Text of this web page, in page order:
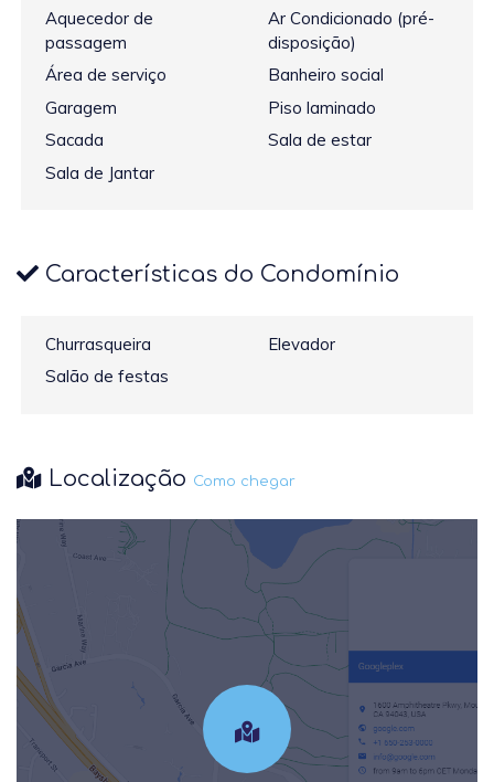
Aquecedor de
passagem
Ar Condicionado (pré-
disposição)
Área de serviço
Banheiro social
Garagem
Piso laminado
Sacada
Sala de estar
Sala de Jantar
Características do Condomínio
Churrasqueira
Elevador
Salão de festas
Localização Como chegar